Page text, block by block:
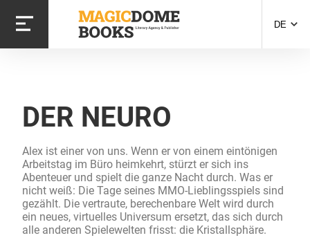
zum
Inhalt
DE
DER NEURO
Alex ist einer von uns. Wenn er von einem eintönigen
Arbeitstag im Büro heimkehrt, stürzt er sich ins
Abenteuer und spielt die ganze Nacht durch. Was er
nicht weiß: Die Tage seines MMO-Lieblingsspiels sind
gezählt. Die vertraute, berechenbare Welt wird durch
ein neues, virtuelles Universum ersetzt, das sich durch
alle anderen Spielewelten frisst: die Kristallsphäre.